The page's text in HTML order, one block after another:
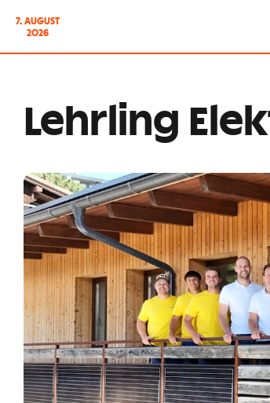
7. AUGUST
2026
Lehrling